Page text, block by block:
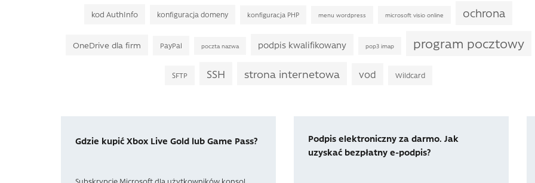
kod AuthInfo konfiguracja domeny konfiguracja PHP menu wordpress microsoft visio online ochrona
OneDrive dla firm PayPal poczta nazwa podpis kwalifikowany pop3 imap program pocztowy
SFTP SSH strona internetowa vod Wildcard
Gdzie kupić Xbox Live Gold lub Game Pass?
Subskrypcje Microsoft dla użytkowników konsol
Podpis elektroniczny za darmo. Jak
uzyskać bezpłatny e-podpis?